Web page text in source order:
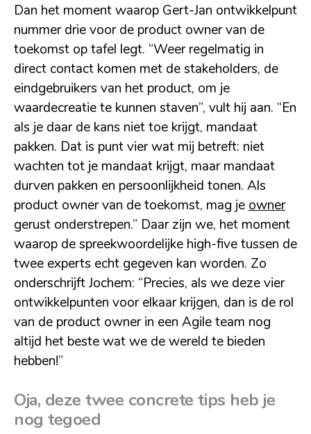
Dan het moment waarop Gert-Jan ontwikkelpunt
nummer drie voor de product owner van de
toekomst op tafel legt. “Weer regelmatig in
direct contact komen met de stakeholders, de
eindgebruikers van het product, om je
waardecreatie te kunnen staven”, vult hij aan. “En
als je daar de kans niet toe krijgt, mandaat
pakken. Dat is punt vier wat mij betreft: niet
wachten tot je mandaat krijgt, maar mandaat
durven pakken en persoonlijkheid tonen. Als
product owner van de toekomst, mag je owner
gerust onderstrepen.” Daar zijn we, het moment
waarop de spreekwoordelijke high-five tussen de
twee experts echt gegeven kan worden. Zo
onderschrijft Jochem: “Precies, als we deze vier
ontwikkelpunten voor elkaar krijgen, dan is de rol
van de product owner in een Agile team nog
altijd het beste wat we de wereld te bieden
hebben!”
Oja, deze twee concrete tips heb je
nog tegoed